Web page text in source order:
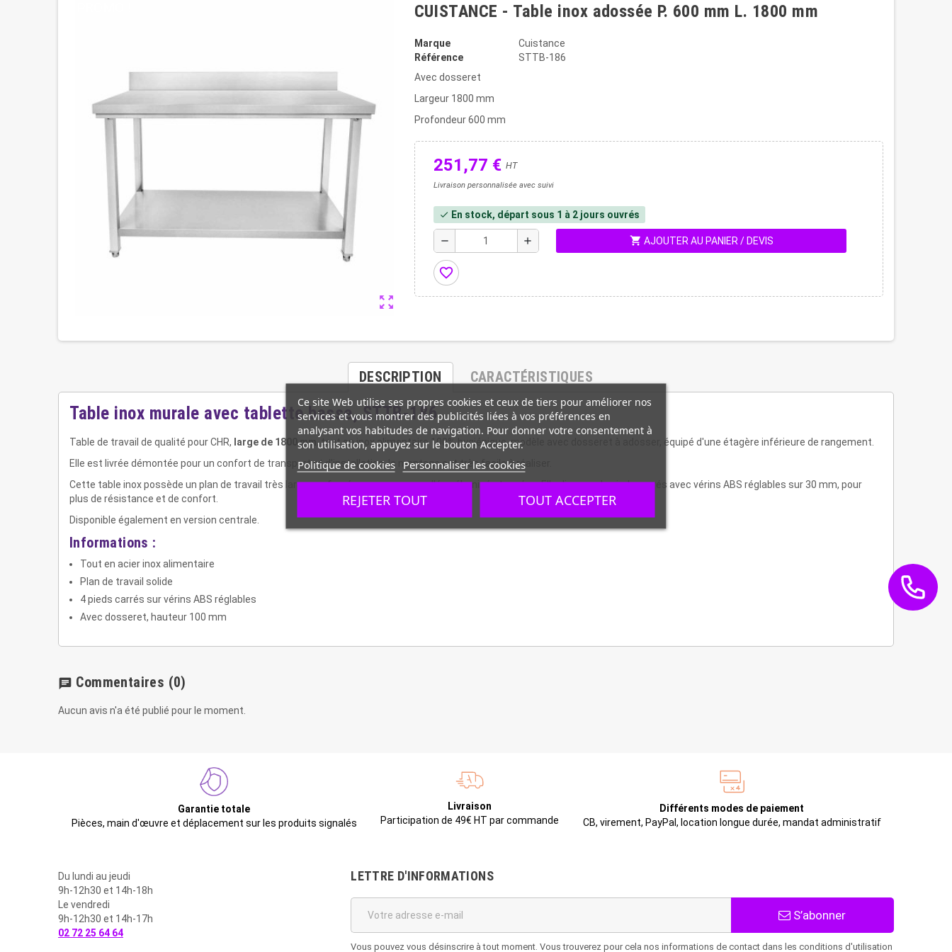
zoom_out_map
CUISTANCE - Table inox adossée P. 600 mm L. 1800 mm
Marque
Cuistance
Référence
STTB-186
Avec dosseret
Largeur 1800 mm
Profondeur 600 mm
251,77 € HT
Livraison personnalisée avec suivi
check En stock, départ sous 1 à 2 jours ouvrés
remove add shopping_cart AJOUTER AU PANIER / DEVIS
favorite_border
DESCRIPTION CARACTÉRISTIQUES
Table inox murale avec tablette basse, STTB-186
Table de travail de qualité pour CHR, large de 1800 mm , tout en inox alimentaire 100% hygiénique, modèle avec dosseret à adosser, équipé d'une étagère inférieure de rangement.
Elle est livrée démontée pour un confort de transport et d'installation, le montage est très facile à réaliser.
Cette table inox possède un plan de travail très large, renforcé avec panneau collé, mélaminé et oméga. Elle dispose de pieds carrés avec vérins ABS réglables sur 30 mm, pour
plus de résistance et de confort.
Disponible également en version centrale.
Informations :
Tout en acier inox alimentaire
Plan de travail solide
4 pieds carrés sur vérins ABS réglables
Avec dosseret, hauteur 100 mm
chat Commentaires (0)
Aucun avis n'a été publié pour le moment.
Garantie totale
Pièces, main d'œuvre et déplacement sur les produits signalés
Livraison
Participation de 49€ HT par commande
Différents modes de paiement
CB, virement, PayPal, location longue durée, mandat administratif
Du lundi au jeudi
9h-12h30 et 14h-18h
Le vendredi
9h-12h30 et 14h-17h
02 72 25 64 64
LETTRE D'INFORMATIONS
S’abonner
Vous pouvez vous désinscrire à tout moment. Vous trouverez pour cela nos informations de contact dans les conditions d'utilisation
Ce site Web utilise ses propres cookies et ceux de tiers pour améliorer nos
services et vous montrer des publicités liées à vos préférences en
analysant vos habitudes de navigation. Pour donner votre consentement à
son utilisation, appuyez sur le bouton Accepter.
Politique de cookies Personnaliser les cookies
REJETER TOUT TOUT ACCEPTER